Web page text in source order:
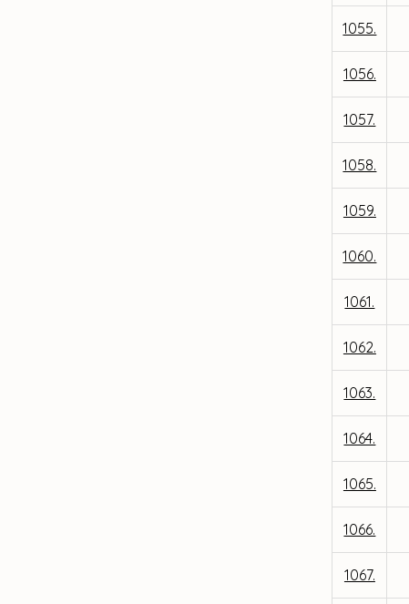
1055.
1056.
1057.
1058.
1059.
1060.
1061.
1062.
1063.
1064.
1065.
1066.
1067.